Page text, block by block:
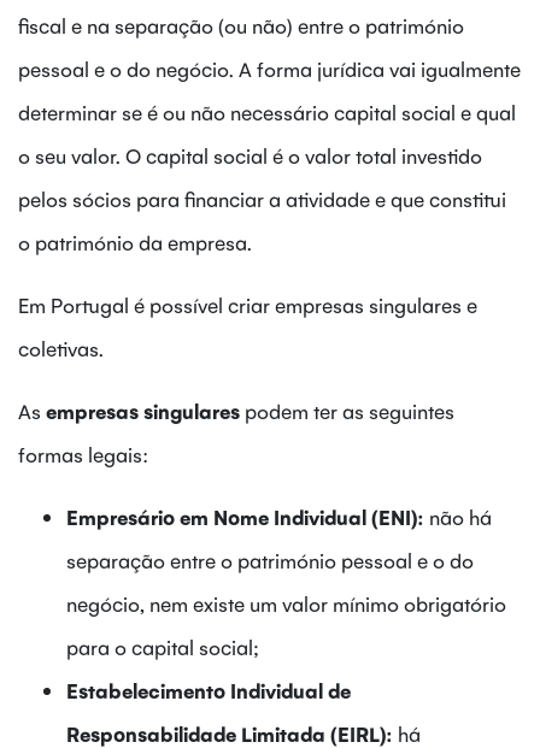
fiscal e na separação (ou não) entre o património
pessoal e o do negócio. A forma jurídica vai igualmente
determinar se é ou não necessário capital social e qual
o seu valor. O capital social é o valor total investido
pelos sócios para financiar a atividade e que constitui
o património da empresa.
Em Portugal é possível criar empresas singulares e
coletivas.
As empresas singulares podem ter as seguintes
formas legais:
Empresário em Nome Individual (ENI): não há
separação entre o património pessoal e o do
negócio, nem existe um valor mínimo obrigatório
para o capital social;
Estabelecimento Individual de
Responsabilidade Limitada (EIRL): há